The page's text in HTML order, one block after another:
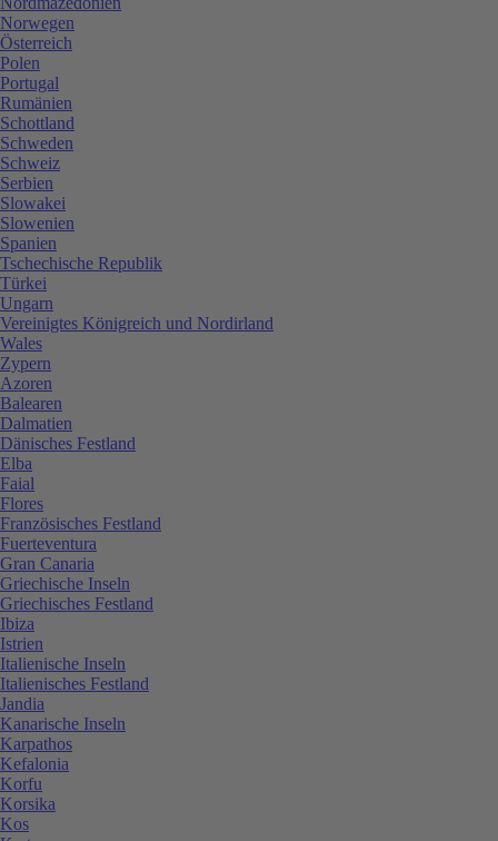
Norwegen
Österreich
Polen
Portugal
Rumänien
Schottland
Schweden
Schweiz
Serbien
Slowakei
Slowenien
Spanien
Tschechische Republik
Türkei
Ungarn
Vereinigtes Königreich und Nordirland
Wales
Zypern
Azoren
Balearen
Dalmatien
Dänisches Festland
Elba
Faial
Flores
Französisches Festland
Fuerteventura
Gran Canaria
Griechische Inseln
Griechisches Festland
Ibiza
Istrien
Italienische Inseln
Italienisches Festland
Jandia
Kanarische Inseln
Karpathos
Kefalonia
Korfu
Korsika
Kos